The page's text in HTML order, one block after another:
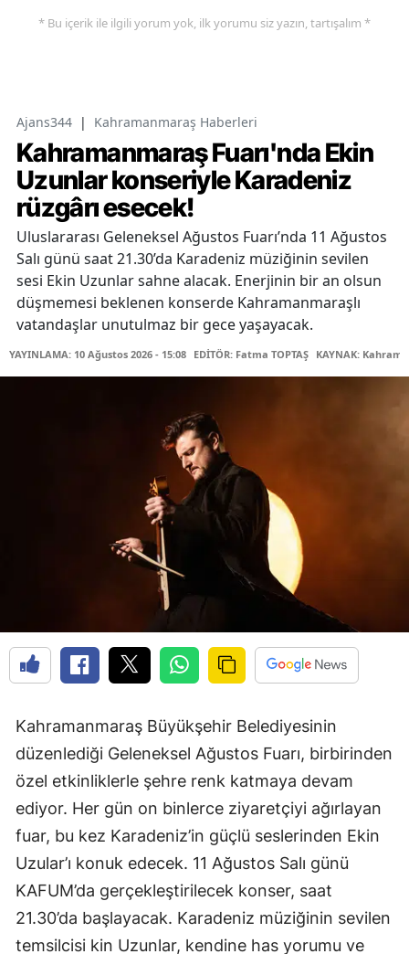
* Bu içerik ile ilgili yorum yok, ilk yorumu siz yazın, tartışalım *
Ajans344 | Kahramanmaraş Haberleri
Kahramanmaraş Fuarı'nda Ekin
Uzunlar konseriyle Karadeniz
rüzgârı esecek!
Uluslararası Geleneksel Ağustos Fuarı’nda 11 Ağustos
Salı günü saat 21.30’da Karadeniz müziğinin sevilen
sesi Ekin Uzunlar sahne alacak. Enerjinin bir an olsun
düşmemesi beklenen konserde Kahramanmaraşlı
vatandaşlar unutulmaz bir gece yaşayacak.
YAYINLAMA: 10 Ağustos 2026 - 15:08 EDİTÖR: Fatma TOPTAŞ KAYNAK:
Kahramanmaraş Büyükşehir Belediyesinin
düzenlediği Geleneksel Ağustos Fuarı, birbirinden
özel etkinliklerle şehre renk katmaya devam
ediyor. Her gün on binlerce ziyaretçiyi ağırlayan
fuar, bu kez Karadeniz’in güçlü seslerinden Ekin
Uzular’ı konuk edecek. 11 Ağustos Salı günü
KAFUM’da gerçekleştirilecek konser, saat
21.30’da başlayacak. Karadeniz müziğinin sevilen
temsilcisi kin Uzunlar, kendine has yorumu ve